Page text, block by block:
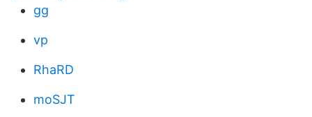
gg
vp
RhaRD
moSJT